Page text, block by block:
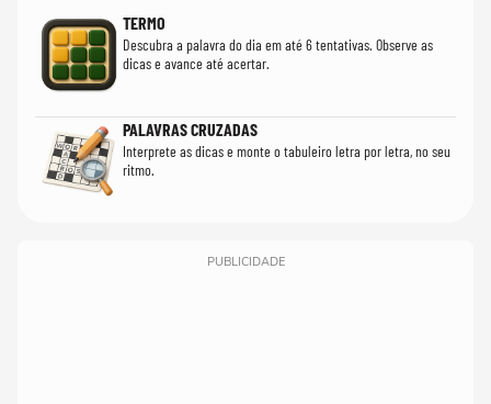
TERMO
Descubra a palavra do dia em até 6 tentativas. Observe as
dicas e avance até acertar.
PALAVRAS CRUZADAS
Interprete as dicas e monte o tabuleiro letra por letra, no seu
ritmo.
PUBLICIDADE